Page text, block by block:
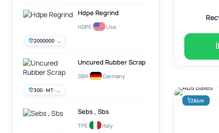
2000000 · lb · Haftalık
Hdpe Regrind
HDPE· Usa
300 · MT · Aylık
Uncured Rubber Scrap
SBR· Germany
Sebs , Sbs
TPE· Italy
Alım